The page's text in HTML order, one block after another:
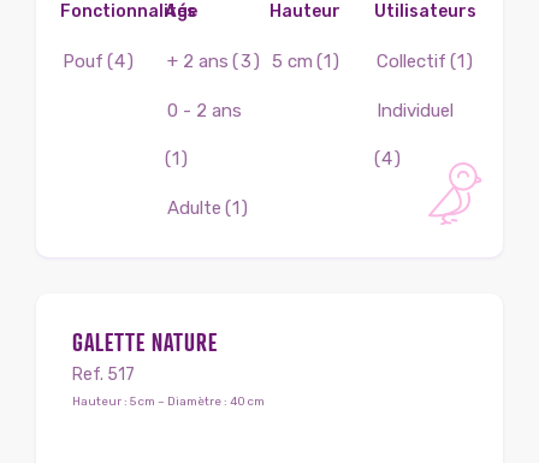
Fonctionnalités
Pouf (4)
Age
+ 2 ans (3)
0 - 2 ans
(1)
Adulte (1)
Hauteur
5 cm (1)
Utilisateurs
Collectif (1)
Individuel
(4)
GALETTE NATURE
Ref. 517
Hauteur : 5 cm – Diamètre : 40 cm